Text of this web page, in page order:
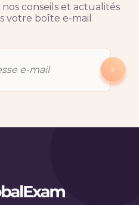
conseils et actualités
votre boîte e-mail